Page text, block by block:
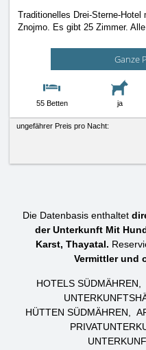
Traditionelles Drei-Sterne-
Znojmo. Es gibt 25 Zimmer.
Ganze
55 Betten ja
ungefährer Preis pro Nacht:
Die Datenbasis enthaltet
der Unterkunft Mit
Karst, Thayatal.
Vermittler und
HOTELS SÜDMÄHREN
HÜTTEN SÜDMÄHREN